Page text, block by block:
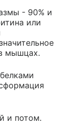
- 90% и
или
мышцах.
и потом.